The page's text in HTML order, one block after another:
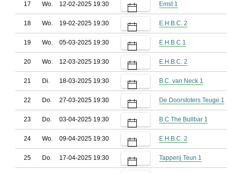
17 Wo. 12-02-2025 19:30 Emst 1
18 Wo. 19-02-2025 19:30 E.H.B.C. 2
19 Wo. 05-03-2025 19:30 E.H.B.C.1
20 Wo. 12-03-2025 19:30 E.H.B.C. 2
21 Di. 18-03-2025 19:30 B.C. van Neck 1
22 Do. 27-03-2025 19:30 De Doorstoters Teuge 1
23 Do. 03-04-2025 19:30 B.C The Bullbar 1
24 Wo. 09-04-2025 19:30 E.H.B.C. 2
25 Do. 17-04-2025 19:30 Tapperij Teun 1